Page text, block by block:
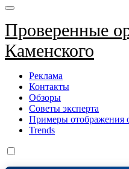
Проверенные
Каменского
Реклама
Контакты
Обзоры
Советы эксперта
Примеры отображения
Trends